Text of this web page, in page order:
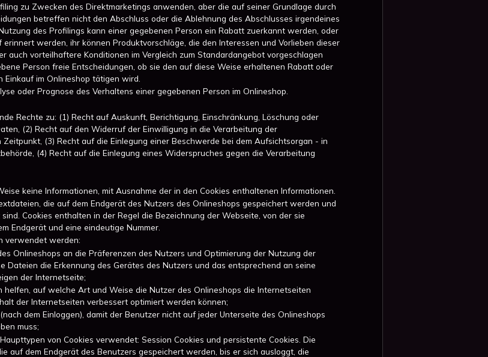
zu Zwecken des Direktmarketings anwenden, aber die auf seiner Grundlage durch
betreffen nicht den Abschluss oder die Ablehnung des Abschlusses irgendeines
des Profilings kann einer gegebenen Person ein Rabatt zuerkannt werden, oder
werden, ihr können Produktvorschläge, die den Interessen und Vorlieben dieser
auch vorteilhaftere Konditionen im Vergleich zum Standardangebot vorgeschlagen
Person freie Entscheidungen, ob sie den auf diese Weise erhaltenen Rabatt oder
im Onlineshop tätigen wird.
oder Prognose des Verhaltens einer gegebenen Person im Onlineshop.
Rechte zu: (1) Recht auf Auskunft, Berichtigung, Einschränkung, Löschung oder
(2) Recht auf den Widerruf der Einwilligung in die Verarbeitung der
(3) Recht auf die Einlegung einer Beschwerde bei dem Aufsichtsorgan - in
(4) Recht auf die Einlegung eines Widerspruches gegen die Verarbeitung
keine Informationen, mit Ausnahme der in den Cookies enthaltenen Informationen.
die auf dem Endgerät des Nutzers des Onlineshops gespeichert werden und
Cookies enthalten in der Regel die Bezeichnung der Webseite, von der sie
Endgerät und eine eindeutige Nummer.
verwendet werden:
Onlineshops an die Präferenzen des Nutzers und Optimierung der Nutzung der
Dateien die Erkennung des Gerätes des Nutzers und das entsprechend an seine
der Internetseite;
helfen, auf welche Art und Weise die Nutzer des Onlineshops die Internetseiten
der Internetseiten verbessert optimiert werden können;
dem Einloggen), damit der Benutzer nicht auf jeder Unterseite des Onlineshops
muss;
von Cookies verwendet: Session Cookies und persistente Cookies. Die
auf dem Endgerät des Benutzers gespeichert werden, bis er sich ausloggt, die